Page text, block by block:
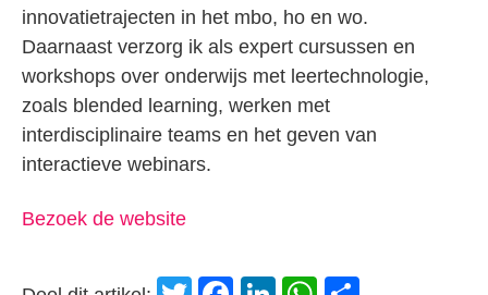
innovatietrajecten in het mbo, ho en wo.
Daarnaast verzorg ik als expert cursussen en
workshops over onderwijs met leertechnologie,
zoals blended learning, werken met
interdisciplinaire teams en het geven van
interactieve webinars.
Bezoek de website